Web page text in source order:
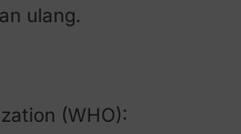
ulang.
(WHO):